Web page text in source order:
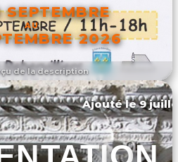
de la description
SEPTEMBRE
AU
2026
L'ÉVÉNEMENT
Ajouté le 9